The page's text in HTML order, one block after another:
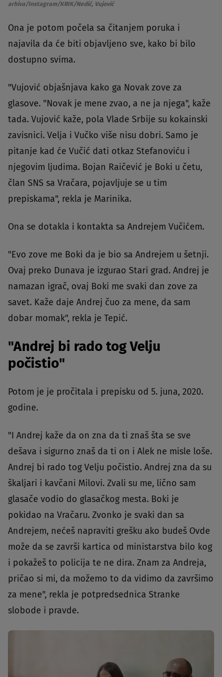
arhiva/Instagram/KRIK/Nedić, Vujović
Ona je potom počela sa čitanjem poruka i
najavila da će biti objavljeno sve, kako bi bilo
dostupno svima.
"Vujović objašnjava kako ga Novak zove za
glasove. "Novak je mene zvao, a ne ja njega", kaže
tada. Vujović kaže, pola Vlade Srbije su kokainski
zavisnici. Velja i Vučko više nisu dobri. Samo je
pitanje kad će Vučić dati otkaz Stefanoviću i
njegovim ljudima. Bojan Raičević je Boki u četu,
član SNS sa Vračara, pojavljuje se u tim
prepiskama", rekla je Marinika.
Ona se dotakla i kontakta sa Andrejem Vučićem.
"Evo zove me Boki da je bio sa Andrejem u šetnji.
Ovaj preko Dunava je izgurao Stari grad. Andrej je
namazan igrač, ovaj Boki me svaki dan zove za
savet. Kaže daje Andrej čuo za mene, da sam
dobar momak", rekla je Tepić.
"Andrej bi rado tog Velju
počistio"
Potom je je pročitala i prepisku od 5. juna, 2020.
godine.
"I Andrej kaže da on zna da ti znaš šta se sve
dešava i sigurno znaš da ti on i Alek ne misle loše.
Andrej bi rado tog Velju počistio. Andrej zna da su
škaljari i kavčani Milovi. Zvali su me, lično sam
glasače vodio do glasačkog mesta. Boki je
pokidao na Vračaru. Zvonko je svaki dan sa
Andrejem, nećeš napraviti grešku ako budeš Ovde
može da se završi kartica od ministarstva bilo kog
i pokažeš to policija te ne dira. Znam za Andreja,
pričao si mi, da možemo to da vidimo da završimo
za mene", rekla je potpredsednica Stranke
slobode i pravde.